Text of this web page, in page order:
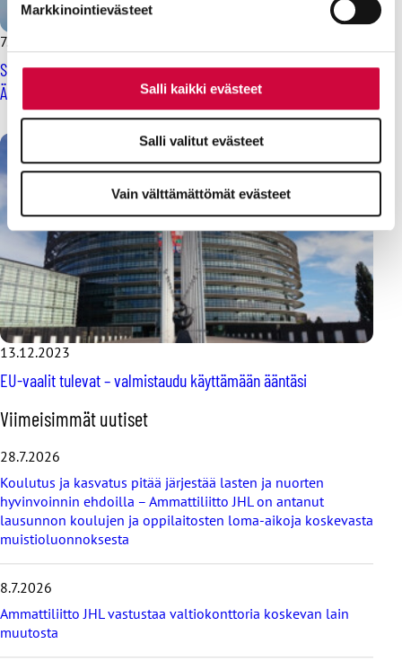
Markkinointievästeet
Salli kaikki evästeet
Salli valitut evästeet
Vain välttämättömät evästeet
7.3.2024
Sinä päätät, onko Eurooppa jatkossa työntekijöiden puolella –
Äänestä EU-vaaleissa!
13.12.2023
EU-vaalit tulevat – valmistaudu käyttämään ääntäsi
O
h
i
t
a
v
i
i
i
s
i
Viimeisimmät uutiset
28.7.2026
Koulutus ja kasvatus pitää järjestää lasten ja nuorten
hyvinvoinnin ehdoilla – Ammattiliitto JHL on antanut
lausunnon koulujen ja oppilaitosten loma-aikoja koskevasta
muistioluonnoksesta
8.7.2026
Ammattiliitto JHL vastustaa valtiokonttoria koskevan lain
muutosta